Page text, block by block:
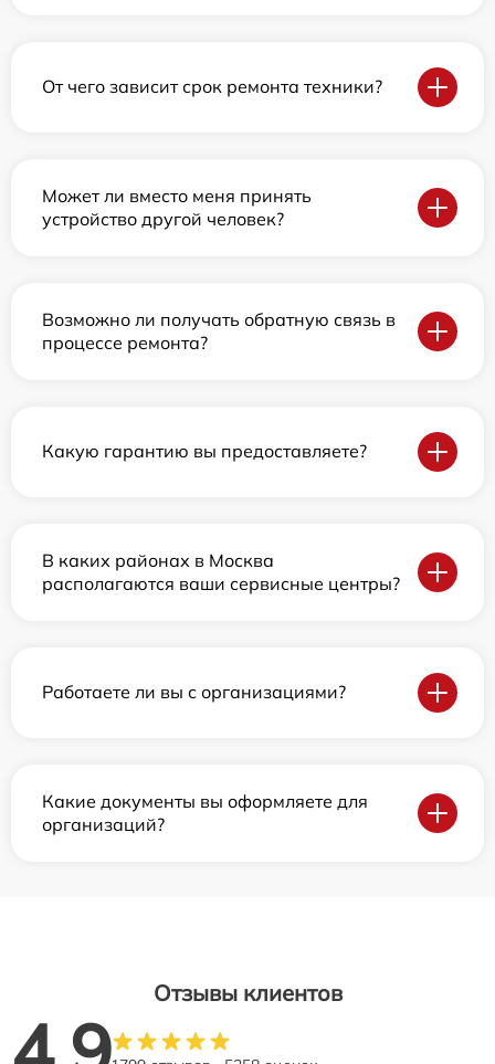
От чего зависит срок ремонта техники?
Может ли вместо меня принять
устройство другой человек?
Возможно ли получать обратную связь в
процессе ремонта?
Какую гарантию вы предоставляете?
В каких районах в Москва
располагаются ваши сервисные центры?
Работаете ли вы с организациями?
Какие документы вы оформляете для
организаций?
Отзывы клиентов